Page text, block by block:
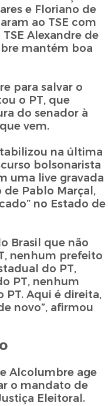
e Floriano de
ao TSE com
Alexandre de
mantém boa
para salvar o
o PT, que
do senador à
vem.
na última
bolsonarista
uma live gravada
Pablo Marçal,
no Estado de
Brasil que não
nenhum prefeito
do PT,
PT, nenhum
PT. Aqui é direita,
novo”, afirmou
Alcolumbre age
o mandato de
Eleitoral.